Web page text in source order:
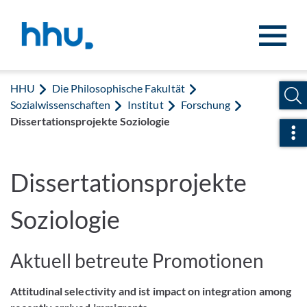
HHU
Die Philosophische Fakultät
Sozialwissenschaften
Institut
Forschung
Dissertationsprojekte Soziologie
Dissertationsprojekte
Soziologie
Aktuell betreute Promotionen
Attitudinal selectivity and ist impact on integration among